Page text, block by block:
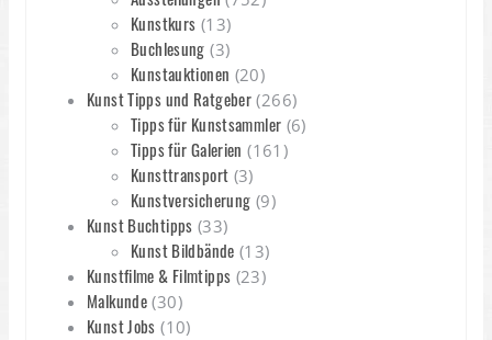
Kunstkurs (13)
Buchlesung (3)
Kunstauktionen (20)
Kunst Tipps und Ratgeber (266)
Tipps für Kunstsammler (6)
Tipps für Galerien (161)
Kunsttransport (3)
Kunstversicherung (9)
Kunst Buchtipps (33)
Kunst Bildbände (13)
Kunstfilme & Filmtipps (23)
Malkunde (30)
Kunst Jobs (10)